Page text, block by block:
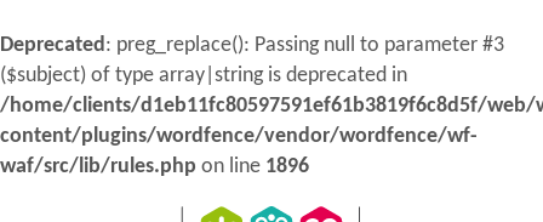
Deprecated: preg_replace(): Passing null to parameter #3
($subject) of type array|string is deprecated in
/home/clients/d1eb11fc80597591ef61b3819f6c8d5f/web/
content/plugins/wordfence/vendor/wordfence/wf-
waf/src/lib/rules.php on line 1896